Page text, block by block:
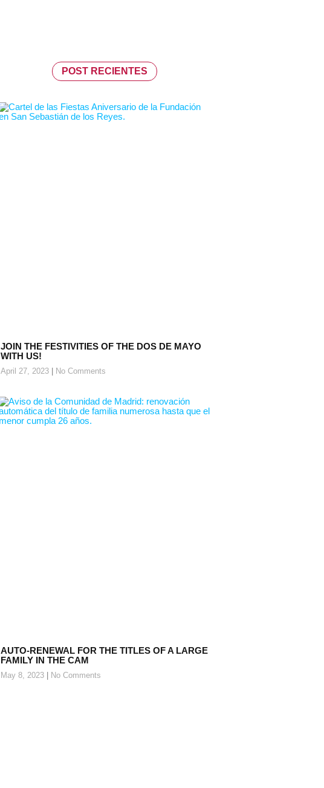
POST RECIENTES
JOIN THE FESTIVITIES OF THE DOS DE MAYO
WITH US!
April 27, 2023 No Comments
AUTO-RENEWAL FOR THE TITLES OF A LARGE
FAMILY IN THE CAM
May 8, 2023 No Comments